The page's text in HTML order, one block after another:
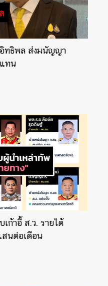
ทธิพล ส่งมนัญญา
ทน
ก้าอี้ ส.ว. รายได้
สนต่อเดือน